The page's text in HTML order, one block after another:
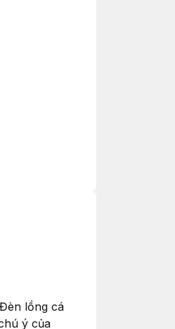
lồng cá
ý của